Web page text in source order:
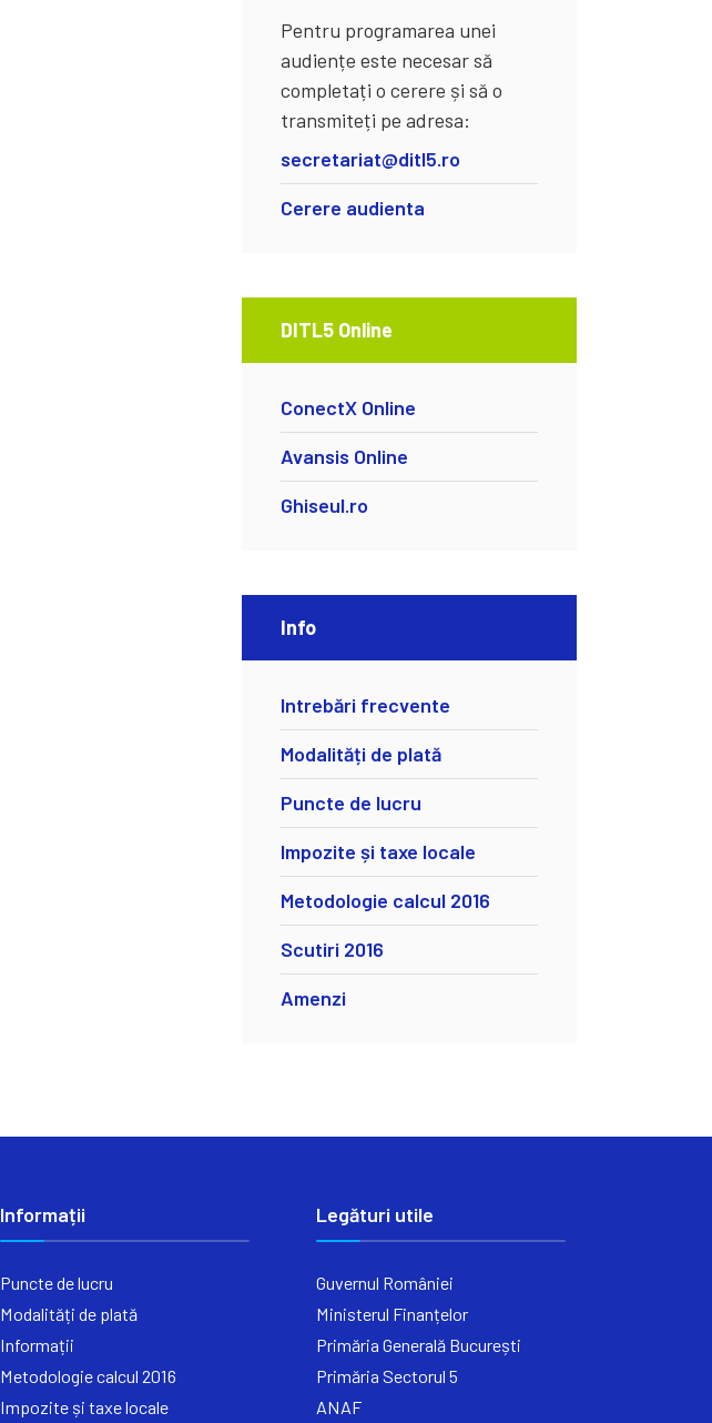
Pentru programarea unei
audiențe este necesar să
completați o cerere și să o
transmiteți pe adresa:
secretariat@ditl5.ro
Cerere audienta
DITL5 Online
ConectX Online
Avansis Online
Ghiseul.ro
Info
Intrebări frecvente
Modalități de plată
Puncte de lucru
Impozite și taxe locale
Metodologie calcul 2016
Scutiri 2016
Amenzi
Informații
Puncte de lucru
Modalități de plată
Informații
Metodologie calcul 2016
Impozite și taxe locale
Legături utile
Guvernul României
Ministerul Finanțelor
Primăria Generală București
Primăria Sectorul 5
ANAF